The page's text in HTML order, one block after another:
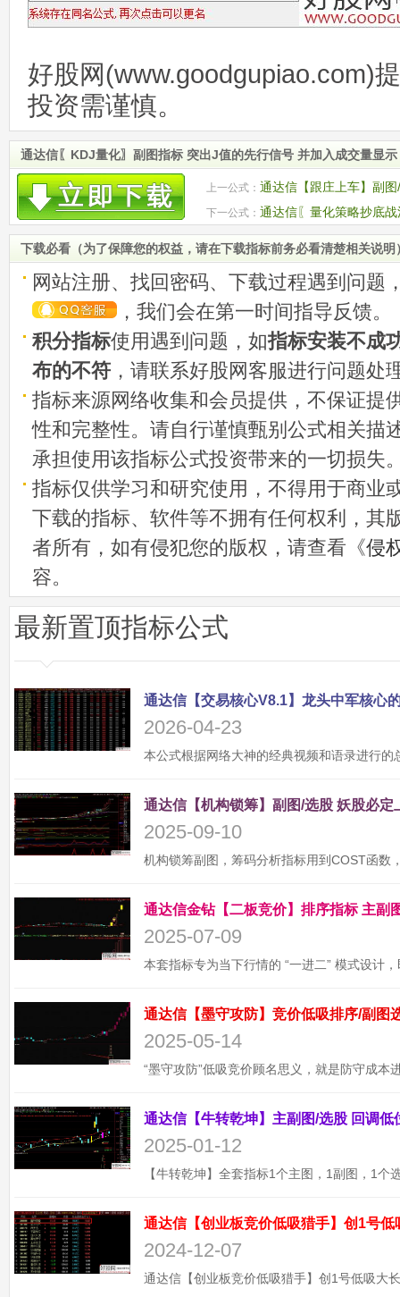
好股网(www.goodgupiao.com)
投资需谨慎。
通达信〖KDJ量化〗副图指标 突出J值的先行信号 并加入成交量显
上一公式： 通达信【跟庄上车】副
源码
下一公式： 通达信〖量化策略抄底
伏强势股 源码
下载必看（为了保障您的权益，请在下载指标前务必看清楚相关说明
网站注册、找回密码、下载过程遇到问题
，我们会在第一时间指导反馈。
积分指标使用遇到问题，如指标安装不成
布的不符 ，请联系好股网客服进行问题处
指标来源网络收集和会员提供，不保证提
性和完整性。请自行谨慎甄别公式相关描
承担使用该指标公式投资带来的一切损失
指标仅供学习和研究使用，不得用于商业
下载的指标、软件等不拥有任何权利，其
者所有，如有侵犯您的版权，请查看《侵
容。
最新置顶指标公式
2026-04-23
2025-09-10
2025-07-09
2025-05-14
2025-01-12
通达信【创业板竞价低吸猎手】创1号
2024-12-07